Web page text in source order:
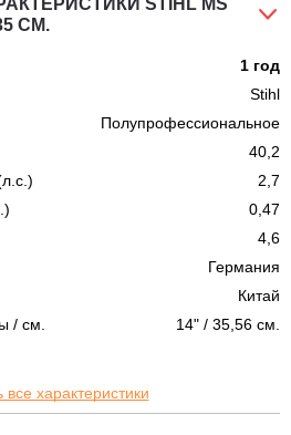
STIHL MS
СМ.
1 год
Stihl
Полупрофессиональное
40,2
2,7
0,47
4,6
Германия
Китай
/ см.
14" / 35,56 см.
все характеристики